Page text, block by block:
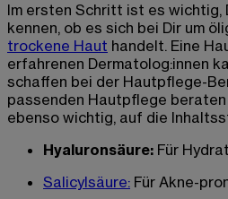
Im ersten Schritt ist es wichtig,
kennen, ob es sich bei Dir um
trockene Haut handelt. Eine
erfahrenen Dermatolog:innen
schaffen bei der Hautpflege-
passenden Hautpflege
ebenso wichtig, auf die
Hyaluronsäure: Für
Salicylsäure: Für Akne-